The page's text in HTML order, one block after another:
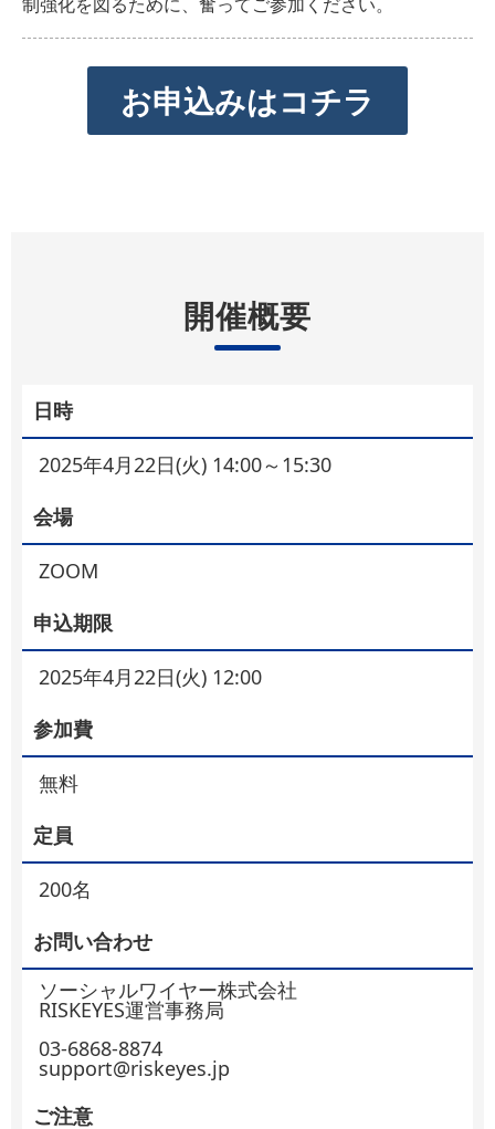
お申込みはコチラ
開催概要
日時
2025年4月22日(火) 14:00～15:30
会場
ZOOM
申込期限
2025年4月22日(火) 12:00
参加費
無料
定員
200名
お問い合わせ
ソーシャルワイヤー株式会社
RISKEYES運営事務局
03-6868-8874
support@riskeyes.jp
ご注意